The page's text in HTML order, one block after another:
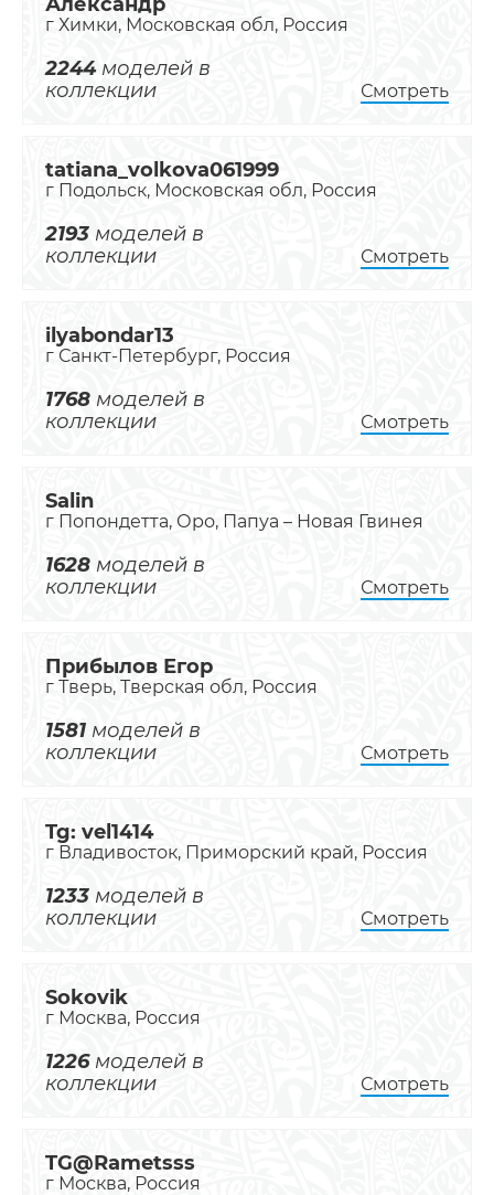
г Химки, Московская обл, Россия
2244моделей в
коллекции
Смотреть
tatiana_volkova061999
г Подольск, Московская обл, Россия
2193 моделей в
коллекции
Смотреть
ilyabondar13
г Санкт-Петербург, Россия
1768 моделей в
коллекции
Смотреть
Salin
г Попондетта, Оро, Папуа – Новая Гвинея
1628 моделей в
коллекции
Смотреть
Прибылов Егор
г Тверь, Тверская обл, Россия
1581 моделей в
коллекции
Смотреть
Tg: vel1414
г Владивосток, Приморский край, Россия
1233 моделей в
коллекции
Смотреть
Sokovik
г Москва, Россия
1226моделей в
коллекции
Смотреть
TG@Rametsss
г Москва, Россия